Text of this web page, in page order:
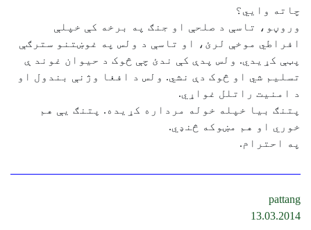
چاته وايي؟
وروڼو، تاسې د صلحې او جنګ په برخه کې خپلې
افراطي موخې لرئ، او تاسې د ولس په غوښتنو سترګې
پټې کړیدي. ولس پدې کې ندئ چې څوک د حیوان غوند ې
تسلیم شي او څوک دې نشي. ولس د افغا وژنې بندول او
د امنیت راتلل غواړي.
پتنګ بیا خپله خوله مرداره کړیده. پتنګ یې هم
خوري او هم مښوکه څنډي.
په احترام.
pattang
13.03.2014